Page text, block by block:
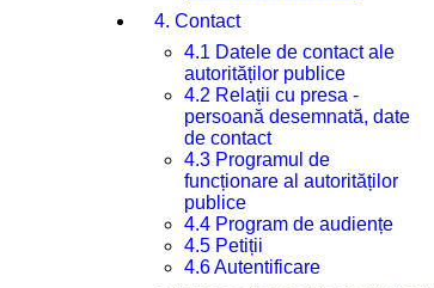
4. Contact
4.1 Datele de contact ale
autorităților publice
4.2 Relații cu presa -
persoană desemnată, date
de contact
4.3 Programul de
funcționare al autorităților
publice
4.4 Program de audiențe
4.5 Petiții
4.6 Autentificare